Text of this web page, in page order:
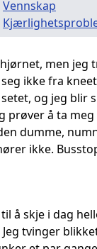
Vennskap
men jeg
ikke fra
og jeg blir
prøver å ta meg
dumme,
ikke.
å skje i dag
tvinger